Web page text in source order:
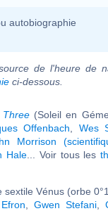
autobiographie
de l'heure de
ci-dessous.
Three(Soleil en
Offenbach Wes
Morrison
Hale ... Voir tous les
Vénus (orbe
,Gwen Stefani ,